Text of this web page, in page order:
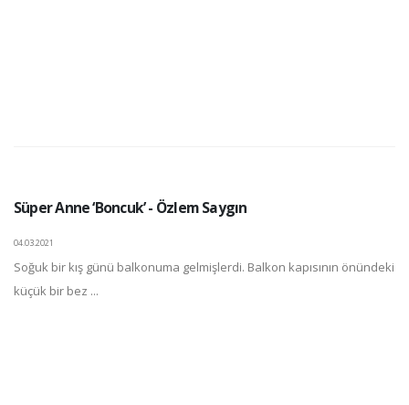
Süper Anne ‘Boncuk’ - Özlem Saygın
04.03.2021
Soğuk bir kış günü balkonuma gelmişlerdi. Balkon kapısının önündeki
küçük bir bez ...